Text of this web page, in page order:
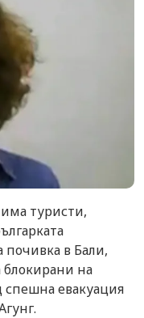
туристи,
почивка в Бали,
блокирани на
спешна евакуация